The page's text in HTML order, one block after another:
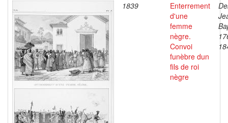
1839
Enterrement
d'une
femme
nègre.
Convoi
funèbre dun
fils de roi
nègre